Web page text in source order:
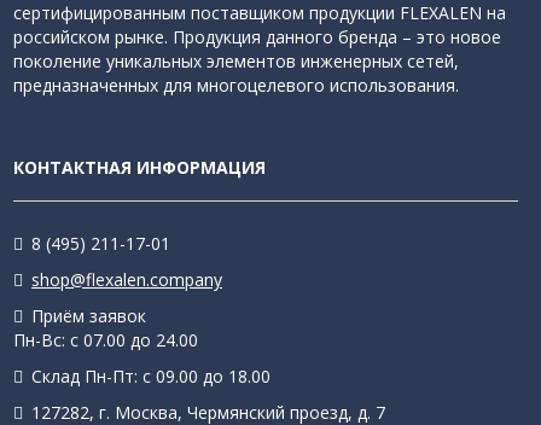
сертифицированным поставщиком продукции FLEXALEN на
российском рынке. Продукция данного бренда – это новое
поколение уникальных элементов инженерных сетей,
предназначенных для многоцелевого использования.
КОНТАКТНАЯ ИНФОРМАЦИЯ
8 (495) 211-17-01
shop@flexalen.company
Приём заявок
Пн-Вс: с 07.00 до 24.00
Склад Пн-Пт: с 09.00 до 18.00
127282, г. Москва, Чермянский проезд, д. 7